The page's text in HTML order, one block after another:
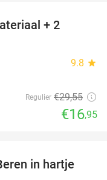
+ 2
9.8 star
Regulier €29,55
€16,95
46%
in hartje